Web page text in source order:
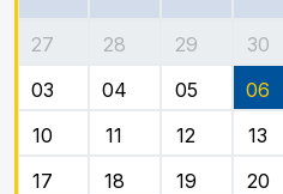
27 28 29 30
03
04 05 06
10
11 12 13
17
18 19 20